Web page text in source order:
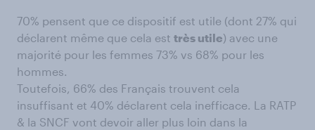
70% pensent que ce dispositif est utile (dont 27% qui
déclarent même que cela est très utile) avec une
majorité pour les femmes 73% vs 68% pour les
hommes.
Toutefois, 66% des Français trouvent cela
insuffisant et 40% déclarent cela inefficace. La RATP
& la SNCF vont devoir aller plus loin dans la